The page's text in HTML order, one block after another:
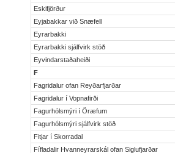
Eskifjörður
Eyjabakkar við Snæfell
Eyrarbakki
Eyrarbakki sjálfvirk stöð
Eyvindarstaðaheiði
F
Fagridalur ofan Reyðarfjarðar
Fagridalur í Vopnafirði
Fagurhólsmýri í Öræfum
Fagurhólsmýri sjálfvirk stöð
Fitjar í Skorradal
Fífladalir Hvanneyrarskál ofan Siglufjarðar